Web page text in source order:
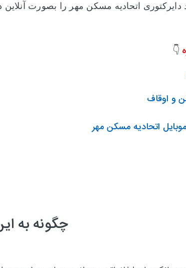
دایرکتوری اتحادیه مسکن مهر را بصورت
👇
و اوقاف
اتحادیه مسکن مهر
چگونه به